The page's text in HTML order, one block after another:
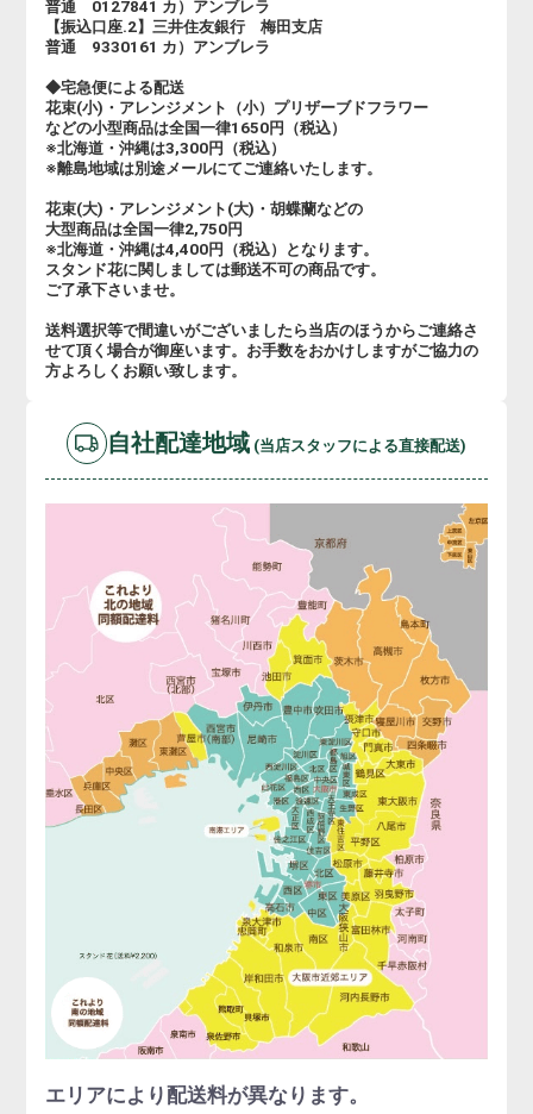
普通 0127841 カ）アンブレラ
【振込口座.2】三井住友銀行 梅田支店
普通 9330161 カ）アンブレラ
◆宅急便による配送
花束(小)・アレンジメント（小）プリザーブドフラワー
などの小型商品は全国一律1650円（税込）
※北海道・沖縄は3,300円（税込）
※離島地域は別途メールにてご連絡いたします。
花束(大)・アレンジメント(大)・胡蝶蘭などの
大型商品は全国一律2,750円
※北海道・沖縄は4,400円（税込）となります。
スタンド花に関しましては郵送不可の商品です。
ご了承下さいませ。
送料選択等で間違いがございましたら当店のほうからご連絡さ
せて頂く場合が御座います。お手数をおかけしますがご協力の
方よろしくお願い致します。
自社配達地域 (当店スタッフによる直接配送)
エリアにより配送料が異なります。